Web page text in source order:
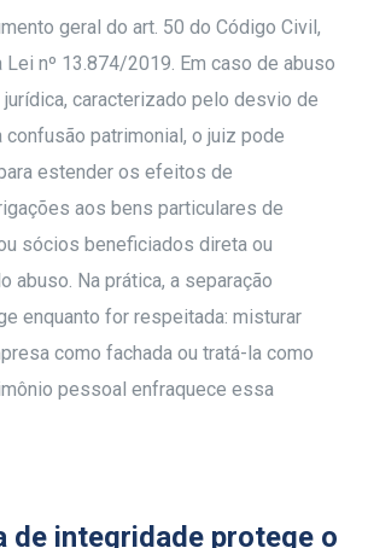
geral do art. 50 do Código Civil,
Lei nº 13.874/2019. Em caso de abuso
caracterizado pelo desvio de
confusão patrimonial, o juiz pode
estender os efeitos de
aos bens particulares de
sócios beneficiados direta ou
abuso. Na prática, a separação
enquanto for respeitada: misturar
como fachada ou tratá-la como
pessoal enfraquece essa
de integridade protege o